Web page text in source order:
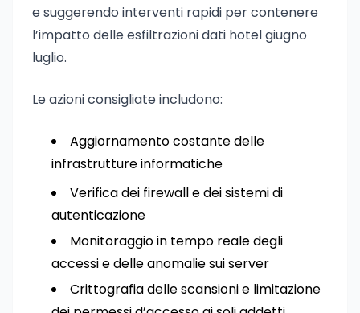
e suggerendo interventi rapidi per contenere
l’impatto delle esfiltrazioni dati hotel giugno
luglio.
Le azioni consigliate includono:
Aggiornamento costante delle
infrastrutture informatiche
Verifica dei firewall e dei sistemi di
autenticazione
Monitoraggio in tempo reale degli
accessi e delle anomalie sui server
Crittografia delle scansioni e limitazione